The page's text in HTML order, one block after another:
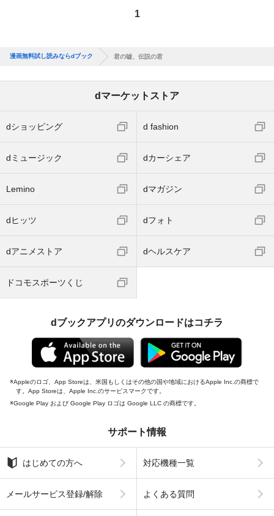
1
漫画無料試し読みならdブック 君の嘘、伝説の君
dマーケットストア
dショッピング d fashion
dミュージック dカーシェア
Lemino dマガジン
dヒッツ dフォト
dアニメストア dヘルスケア
ドコモスポーツくじ
dブックアプリのダウンロードはコチラ
Appleのロゴ、App Storeは、米国もしくはその他の国や地域におけるApple Inc.の商標で
す。App Storeは、Apple Inc.のサービスマークです。
Google Play および Google Play ロゴは Google LLC の商標です。
サポート情報
はじめての方へ 対応機種一覧
メールサービス登録/解除 よくある質問